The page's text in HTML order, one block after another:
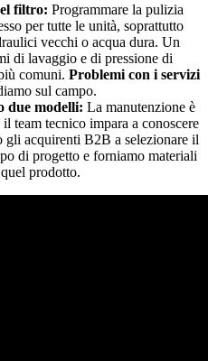
filtro: Programmare la pulizia
per tutte le unità, soprattutto
vecchi o acqua dura. Un
di lavaggio e di pressione di
comuni. Problemi con i servizi
sul campo.
due modelli: La manutenzione è
team tecnico impara a conoscere
gli acquirenti B2B a selezionare il
di progetto e forniamo materiali
prodotto.